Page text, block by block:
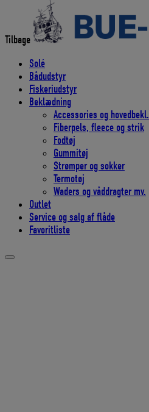
Tilbage
Solé
Bådudstyr
Fiskeriudstyr
Beklædning
Accessories og hovedbekl.
Fiberpels, fleece og strik
Fodtøj
Gummitøj
Strømper og sokker
Termotøj
Waders og våddragter mv.
Outlet
Service og salg af flåde
Favoritliste